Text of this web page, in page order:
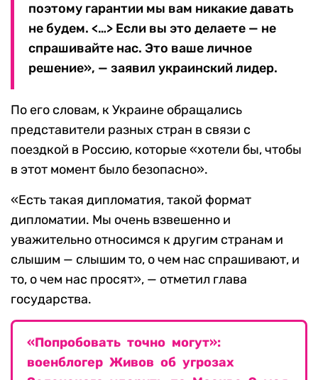
поэтому гарантии мы вам никакие давать
не будем. <…> Если вы это делаете — не
спрашивайте нас. Это ваше личное
решение», — заявил украинский лидер.
По его словам, к Украине обращались
представители разных стран в связи с
поездкой в Россию, которые «хотели бы, чтобы
в этот момент было безопасно».
«Есть такая дипломатия, такой формат
дипломатии. Мы очень взвешенно и
уважительно относимся к другим странам и
слышим — слышим то, о чем нас спрашивают, и
то, о чем нас просят», — отметил глава
государства.
«Попробовать точно могут»:
военблогер Живов об угрозах